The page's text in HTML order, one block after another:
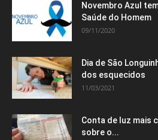
Novembro Azul
Saúde do Homem
09/11/2020
Dia de São
dos esquecidos
11/03/2021
Conta de luz mais
sobre o...